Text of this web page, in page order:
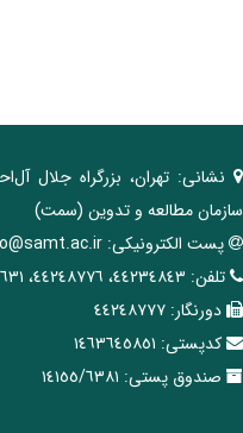
نشانی: تهران، ‌بزرگراه ‌جلال
سازمان مطالعه و تدوین‌ (سمت)
پست الکترونیکی:
تلفن: ٤٤٢٣٤٨٤٣، ٤٤٢٤٨٧٧٦، ٤٤٢٤٧٦٣١
دورنگار: ٤٤٢٤٨٧٧٧
کدپستی: ١٤٦٣٦٤٥٨٥١
صندوق پستی: ١٤١٥٥/٦٣٨١